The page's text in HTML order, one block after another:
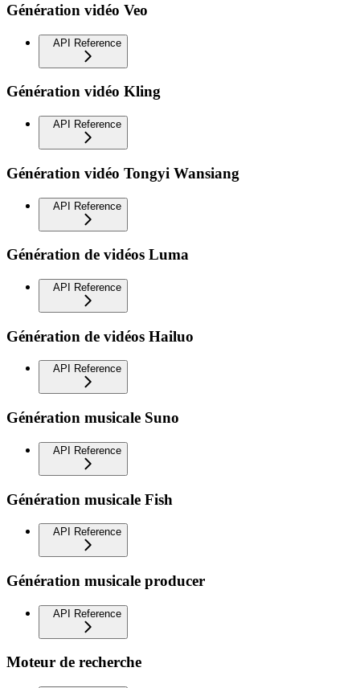
Génération vidéo Veo
API Reference
Génération vidéo Kling
API Reference
Génération vidéo Tongyi Wansiang
API Reference
Génération de vidéos Luma
API Reference
Génération de vidéos Hailuo
API Reference
Génération musicale Suno
API Reference
Génération musicale Fish
API Reference
Génération musicale producer
API Reference
Moteur de recherche